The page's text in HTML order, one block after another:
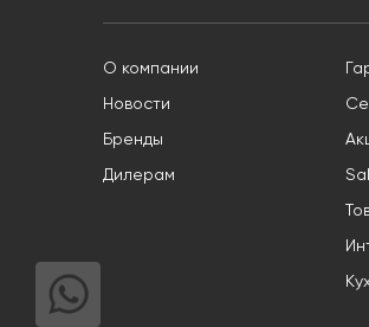
О компании
Новости
Бренды
Дилерам